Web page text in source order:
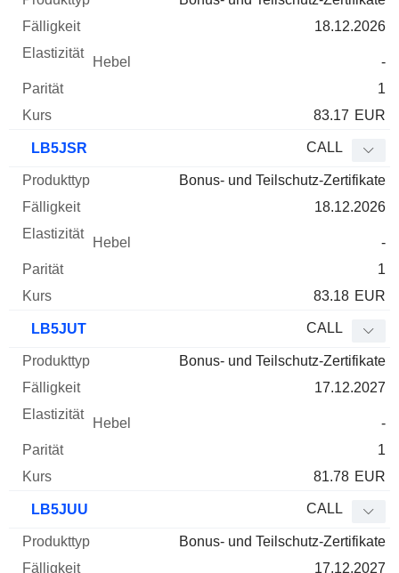
18.12.2026
-
1
83.17 EUR
LB5JSR CALL
Bonus- und Teilschutz-Zertifikate
18.12.2026
-
1
83.18 EUR
LB5JUT CALL
Bonus- und Teilschutz-Zertifikate
17.12.2027
-
1
81.78 EUR
LB5JUU CALL
Bonus- und Teilschutz-Zertifikate
17.12.2027